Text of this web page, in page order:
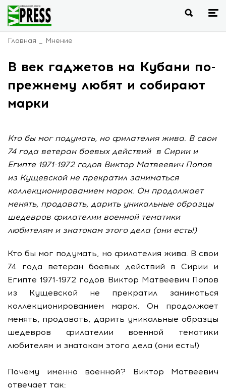
Главная Мнение
В век гаджетов на Кубани по-
прежнему любят и собирают
марки
Кто бы мог подумать, но филателия жива. В свои
74 года ветеран боевых действий в Сирии и
Египте 1971-1972 годов Виктор Матвеевич Попов
из Кущевской не прекратил заниматься
коллекционированием марок. Он продолжает
менять, продавать, дарить уникальные образцы
шедевров филателии военной тематики
любителям и знатокам этого дела (они есть!)
Кто бы мог подумать, но филателия жива. В свои
74 года ветеран боевых действий в Сирии и
Египте 1971-1972 годов Виктор Матвеевич Попов
из Кущевской не прекратил заниматься
коллекционированием марок. Он продолжает
менять, продавать, дарить уникальные образцы
шедевров филателии военной тематики
любителям и знатокам этого дела (они есть!)
Почему именно военной? Виктор Матвеевич
отвечает так: